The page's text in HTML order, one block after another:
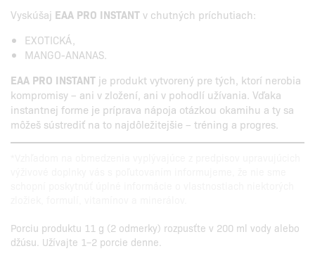
Vyskúšaj EAA PRO INSTANTv chutných príchutiach:
EXOTICKÁ,
MANGO-ANANAS.
EAA PRO INSTANT je produkt vytvorený pre tých, ktorí nerobia
kompromisy – ani v zložení, ani v pohodlí užívania. Vďaka
instantnej forme je príprava nápoja otázkou okamihu a ty sa
môžeš sústrediť na to najdôležitejšie – tréning a progres.
Porciu produktu 11 g (2 odmerky) rozpusťte v 200 ml vody alebo
džúsu. Užívajte 1–2 porcie denne.